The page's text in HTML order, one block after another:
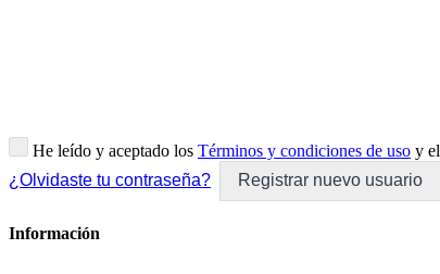
He leído y aceptado los Términos y condiciones de uso y el
¿Olvidaste tu contraseña?
Registrar nuevo usuario
Información